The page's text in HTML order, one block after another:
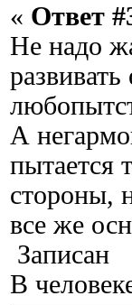
« Ответ
Не надо
А
пытается
стороны,
все же
Записан
В